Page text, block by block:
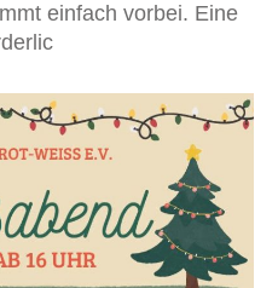
einfach vorbei. Eine